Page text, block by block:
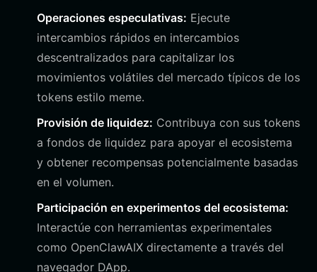
Operaciones especulativas: Ejecute
intercambios rápidos en intercambios
descentralizados para capitalizar los
movimientos volátiles del mercado típicos de los
tokens estilo meme.
Provisión de liquidez: Contribuya con sus tokens
a fondos de liquidez para apoyar el ecosistema
y obtener recompensas potencialmente basadas
en el volumen.
Participación en experimentos del ecosistema:
Interactúe con herramientas experimentales
como OpenClawAIX directamente a través del
navegador DApp.